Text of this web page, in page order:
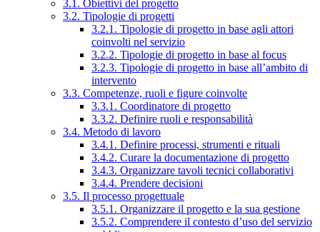
3.1. Obiettivi del progetto
3.2. Tipologie di progetti
3.2.1. Tipologie di progetto in base agli attori
coinvolti nel servizio
3.2.2. Tipologie di progetto in base al focus
3.2.3. Tipologie di progetto in base all’ambito di
intervento
3.3. Competenze, ruoli e figure coinvolte
3.3.1. Coordinatore di progetto
3.3.2. Definire ruoli e responsabilità
3.4. Metodo di lavoro
3.4.1. Definire processi, strumenti e rituali
3.4.2. Curare la documentazione di progetto
3.4.3. Organizzare tavoli tecnici collaborativi
3.4.4. Prendere decisioni
3.5. Il processo progettuale
3.5.1. Organizzare il progetto e la sua gestione
3.5.2. Comprendere il contesto d’uso del servizio